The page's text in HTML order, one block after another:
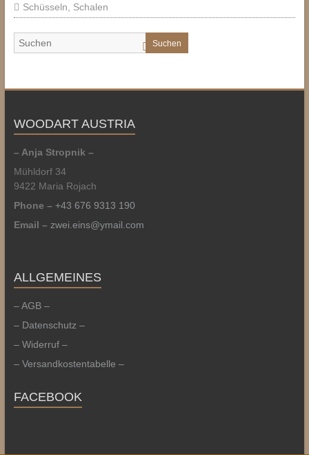
Schüsseln, Schalen
Suchen
WOODART AUSTRIA
– Anja Stropnik –
Mühldorf 34
9422 Maria Rojach
Phone – +43 676 9313 190
Email – zwei.eins@ymail.com
ALLGEMEINES
– AGB –
– Datenschutz –
– Widerruf –
– Versandkostentabelle –
FACEBOOK